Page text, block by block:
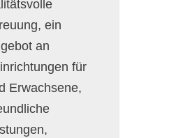
ein
an
für
Erwachsene,